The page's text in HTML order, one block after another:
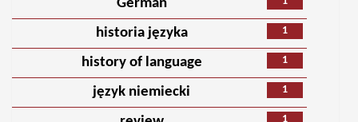
German
1
historia języka
1
history of language
1
język niemiecki
1